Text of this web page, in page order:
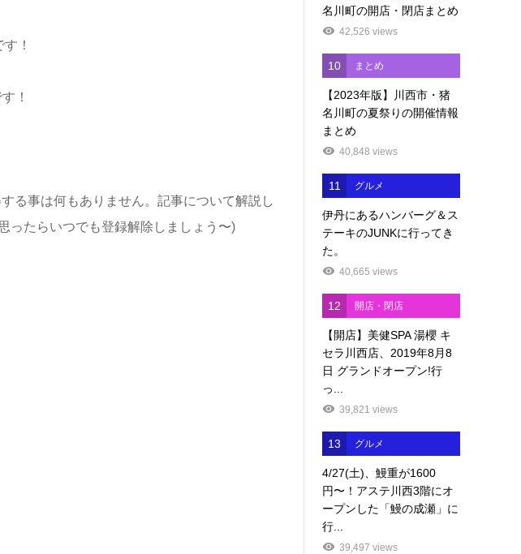
！
！
る事は何もありません。記事について解説し
ったらいつでも登録解除しましょう〜)
名川町の開店・閉店まとめ
42,526 views
10 まとめ
【2023年版】川西市・猪
名川町の夏祭りの開催情報
まとめ
40,848 views
11 グルメ
伊丹にあるハンバーグ＆ス
テーキのJUNKに行ってき
た。
40,665 views
12 開店・閉店
【開店】美健SPA 湯櫻 キ
セラ川西店、2019年8月8
日 グランドオープン!行
っ...
39,821 views
13 グルメ
4/27(土)、鰻重が1600
円〜！アステ川西3階にオ
ープンした「鰻の成瀬」に
行...
39,497 views